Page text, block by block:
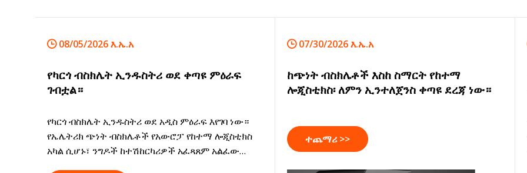
08/05/2026 እ.ኤ.አ
የካርጎ ብስክሌት ኢንዱስትሪ ወደ ቀጣዩ ምዕራፍ
ገብቷል።
የካርጎ ብስክሌት ኢንዱስትሪ ወደ አዲስ ምዕራፍ እየገባ ነው።
የኤሌትሪክ ጭነት ብስክሌቶች የአውሮፓ የከተማ ሎጂስቲክስ
አካል ሲሆኑ፣ ንግዶች ከተሽከርካሪዎች አፈጻጸም አልፈው
07/30/2026 እ.ኤ.አ
ከጭነት ብስክሌቶች እስከ ስማርት የከተማ
ሎጂስቲክስ፡ ለምን ኢንተለጀንስ ቀጣዩ ደረጃ ነው።
ተጨማሪ >>